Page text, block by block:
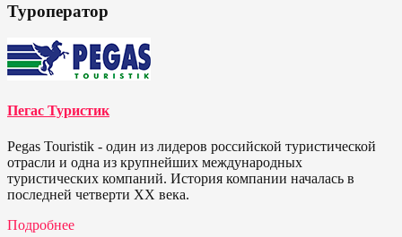
Туроператор
Пегас Туристик
Pegas Touristik - один из лидеров российской туристической
отрасли и одна из крупнейших международных
туристических компаний. История компании началась в
последней четверти ХХ века.
Подробнее